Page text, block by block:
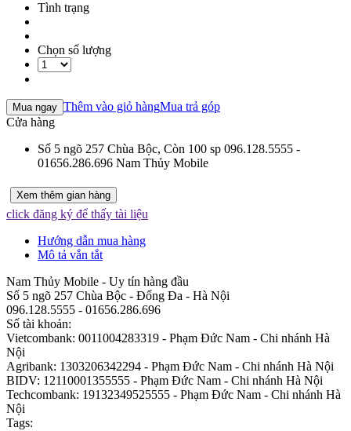
Tình trạng
Chọn số lượng
Mua ngay Thêm vào giỏ hàngMua trả góp
Cửa hàng
Số 5 ngõ 257 Chùa Bộc, Còn 100 sp 096.128.5555 -
01656.286.696 Nam Thủy Mobile
Xem thêm gian hàng
click đăng ký để thấy tài liệu
Hướng dẫn mua hàng
Mô tả vắn tắt
Nam Thủy Mobile - Uy tín hàng đầu
Số 5 ngõ 257 Chùa Bộc - Đống Đa - Hà Nội
096.128.5555 - 01656.286.696
Số tài khoản:
Vietcombank: 0011004283319 - Phạm Đức Nam - Chi nhánh Hà
Nội
Agribank: 1303206342294 - Phạm Đức Nam - Chi nhánh Hà Nội
BIDV: 12110001355555 - Phạm Đức Nam - Chi nhánh Hà Nội
Techcombank: 19132349525555 - Phạm Đức Nam - Chi nhánh Hà
Nội
Tags: